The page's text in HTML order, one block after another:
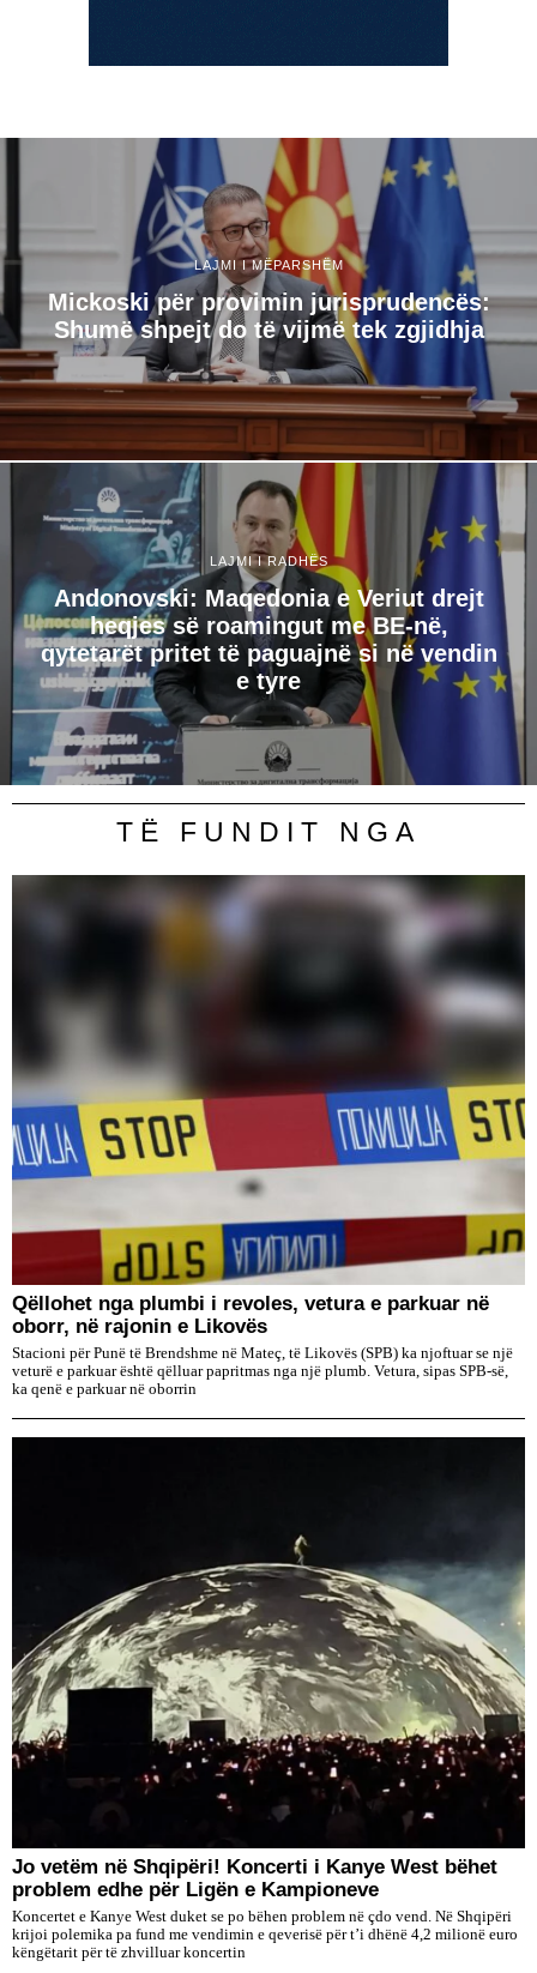
LAJMI I MËPARSHËM
Mickoski për provimin jurisprudencës:
Shumë shpejt do të vijmë tek zgjidhja
LAJMI I RADHËS
Andonovski: Maqedonia e Veriut drejt
heqjes së roamingut me BE-në,
qytetarët pritet të paguajnë si në vendin
e tyre
TË FUNDIT NGA
Qëllohet nga plumbi i revoles, vetura e parkuar në
oborr, në rajonin e Likovës
Stacioni për Punë të Brendshme në Mateç, të Likovës (SPB) ka njoftuar se një
veturë e parkuar është qëlluar papritmas nga një plumb. Vetura, sipas SPB-së,
ka qenë e parkuar në oborrin
Jo vetëm në Shqipëri! Koncerti i Kanye West bëhet
problem edhe për Ligën e Kampioneve
Koncertet e Kanye West duket se po bëhen problem në çdo vend. Në Shqipëri
krijoi polemika pa fund me vendimin e qeverisë për t’i dhënë 4,2 milionë euro
këngëtarit për të zhvilluar koncertin